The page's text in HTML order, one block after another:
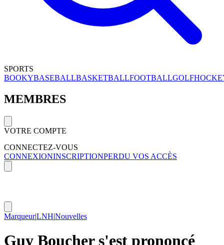
SPORTS
BOOKYBASEBALLBASKETBALLFOOTBALLGOLF
MEMBRES
VOTRE COMPTE
CONNECTEZ-VOUS
CONNEXIONINSCRIPTIONPERDU VOS ACCÈS
Marqueur|LNH|Nouvelles
Guy Boucher s'est prononcé